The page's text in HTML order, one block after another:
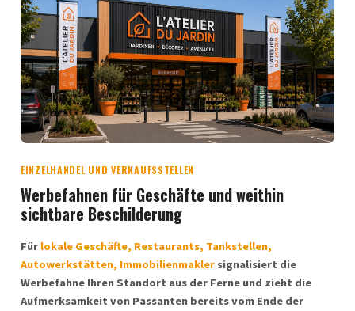
EINZELHANDEL UND VERKAUFSSTELLEN
Werbefahnen für Geschäfte und weithin
sichtbare Beschilderung
Für lokale Geschäfte, Restaurants, Tankstellen,
Autowerkstätten, Immobilienmakler signalisiert die
Werbefahne Ihren Standort aus der Ferne und zieht die
Aufmerksamkeit von Passanten bereits vom Ende der